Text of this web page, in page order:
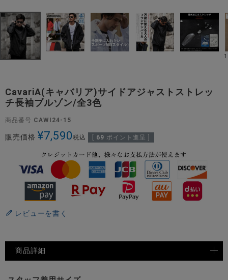
CavariA(キャバリア)サイドアジャストストレッ
チ長袖ブルゾン/全3色
商品番号 CAWI24-15
販売価格 ¥7,590税込 69 ポイント進呈 ]
レビューを書く
商品詳細